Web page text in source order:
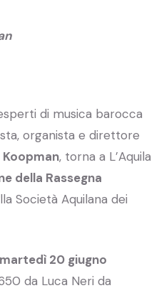
di musica barocca
organista e direttore
Koopman, torna a L’Aquila
della Rassegna
Società Aquilana dei
martedì 20 giugno
da Luca Neri da